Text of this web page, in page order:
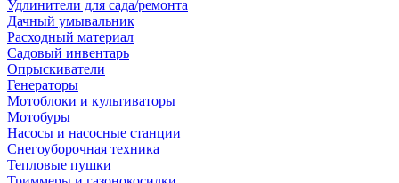
Удлинители для сада/ремонта
Дачный умывальник
Расходный материал
Садовый инвентарь
Опрыскиватели
Генераторы
Мотоблоки и культиваторы
Мотобуры
Насосы и насосные станции
Снегоуборочная техника
Тепловые пушки